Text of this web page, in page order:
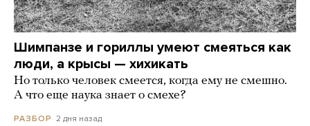
Шимпанзе и гориллы умеют смеяться как
люди, а крысы — хихикать
Но только человек смеется, когда ему не смешно.
А что еще наука знает о смехе?
РАЗБОР 2 дня назад